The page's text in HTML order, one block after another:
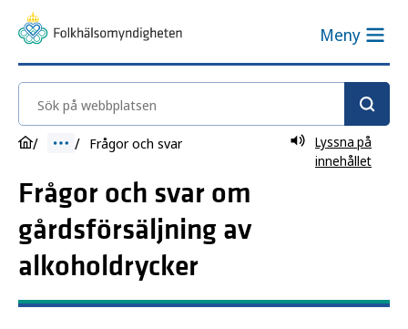
Meny
Sök på webbplatsen
Frågor och svar
Lyssna på
innehållet
Frågor och svar om
gårdsförsäljning av
alkoholdrycker